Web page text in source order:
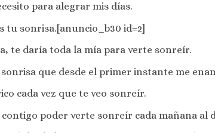
para alegrar mis días.
tu sonrisa.[anuncio_b30 id=2]
te daría toda la mía para verte sonreír.
que desde el primer instante me
cada vez que te veo sonreír.
contigo poder verte sonreír cada mañana al